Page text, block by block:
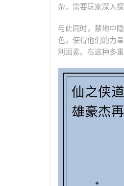
杂，需要玩家深入探
与此同时，禁地中
色，使得他们的力
利因素。在这种多